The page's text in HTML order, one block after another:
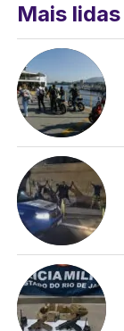
Mais lidas